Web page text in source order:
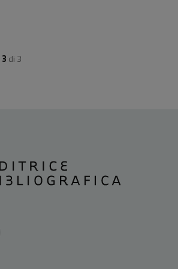
3 di 3